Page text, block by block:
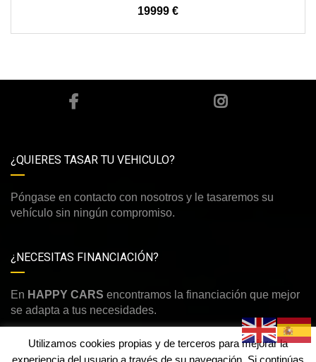
19999 €
¿QUIERES TASAR TU VEHICULO?
Póngase en contacto con nosotros y le tasaremos su
vehículo sin ningún compromiso.
¿NECESITAS FINANCIACIÓN?
En HAPPY CARS encontramos la financiación que mejor
se adapta a tus necesidades.
Utilizamos cookies propias y de terceros para mejorar la
experiencia del usuario a través de su navegación. Si continúas